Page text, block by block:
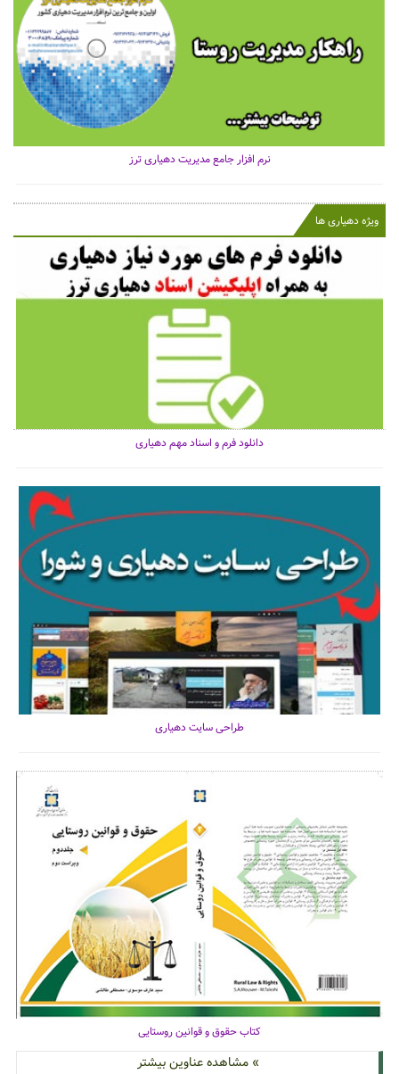
نرم افزار جامع مدیریت دهیاری ترز
ویژه دهیاری ها
دانلود فرم و اسناد مهم دهیاری
طراحی سایت دهیاری
کتاب حقوق و قوانین روستایی
» مشاهده عناوین بیشتر